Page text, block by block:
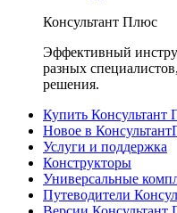
Консультант Плюс
Эффективный
разных
решения.
Купить Консультант
Новое в
Услуги и поддержка
Конструкторы
Универсальные
Путеводители